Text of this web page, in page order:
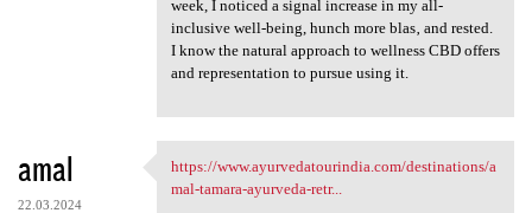
week, I noticed a signal increase in my all-
inclusive well-being, hunch more blas‚ and rested.
I know the natural approach to wellness CBD offers
and representation to pursue using it.
amal
22.03.2024
https://www.ayurvedatourindia
https://www.ayurvedatourindia.com/destinations/a
mal-tamara-ayurveda-retr...